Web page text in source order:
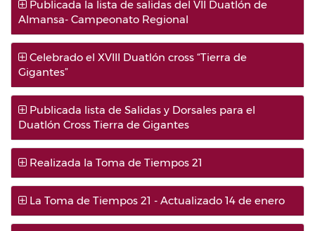
Publicada la lista de salidas del VII Duatlón de
Almansa- Campeonato Regional
Celebrado el XVIII Duatlón cross “Tierra de
Gigantes”
Publicada lista de Salidas y Dorsales para el
Duatlón Cross Tierra de Gigantes
Realizada la Toma de Tiempos 21
La Toma de Tiempos 21 - Actualizado 14 de enero